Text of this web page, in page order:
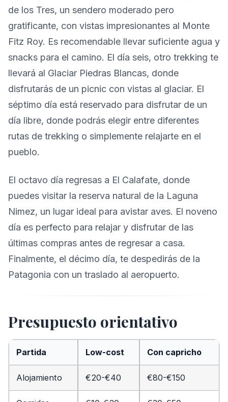
de los Tres, un sendero moderado pero
gratificante, con vistas impresionantes al Monte
Fitz Roy. Es recomendable llevar suficiente agua y
snacks para el camino. El día seis, otro trekking te
llevará al Glaciar Piedras Blancas, donde
disfrutarás de un picnic con vistas al glaciar. El
séptimo día está reservado para disfrutar de un
día libre, donde podrás elegir entre diferentes
rutas de trekking o simplemente relajarte en el
pueblo.
El octavo día regresas a El Calafate, donde
puedes visitar la reserva natural de la Laguna
Nimez, un lugar ideal para avistar aves. El noveno
día es perfecto para relajar y disfrutar de las
últimas compras antes de regresar a casa.
Finalmente, el décimo día, te despedirás de la
Patagonia con un traslado al aeropuerto.
Presupuesto orientativo
Partida Low-cost Con capricho
Alojamiento €20-€40 €80-€150